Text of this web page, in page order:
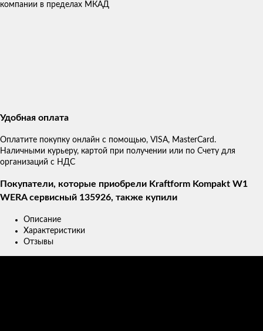
компании в пределах МКАД
Удобная оплата
Оплатите покупку онлайн с помощью, VISA, MasterCard.
Наличными курьеру, картой при получении или по Счету для
организаций с НДС
Покупатели, которые приобрели Kraftform Kompakt W1
WERA сервисный 135926, также купили
Описание
Характеристики
Отзывы